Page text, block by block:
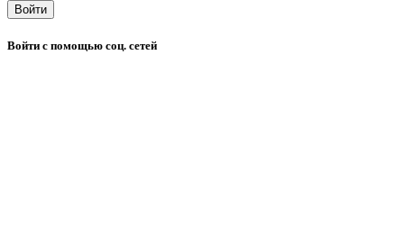
Войти
Войти с помощью соц. сетей